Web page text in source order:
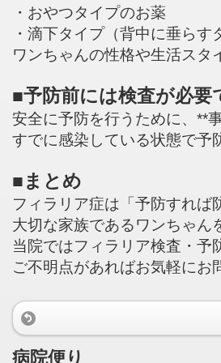
・おやつタイプのお薬
・滴下タイプ（背中に垂らす
ワンちゃんの性格や生活スタ
■予防前には検査が必要
安全に予防を行うために、**
すでに感染している状態で予
■まとめ
フィラリア症は「予防すれば
大切な家族であるワンちゃん
当院ではフィラリア検査・予
ご不明点があればお気軽にお
病院便り